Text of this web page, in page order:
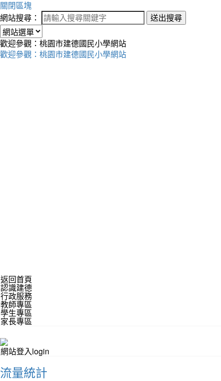
關閉區塊
網站搜尋：
送出搜尋
歡迎參觀：桃園市建德國民小學網站
歡迎參觀：桃園市建德國民小學網站
返回首頁
認識建德
行政服務
教師專區
學生專區
家長專區
網站登入login
流量統計